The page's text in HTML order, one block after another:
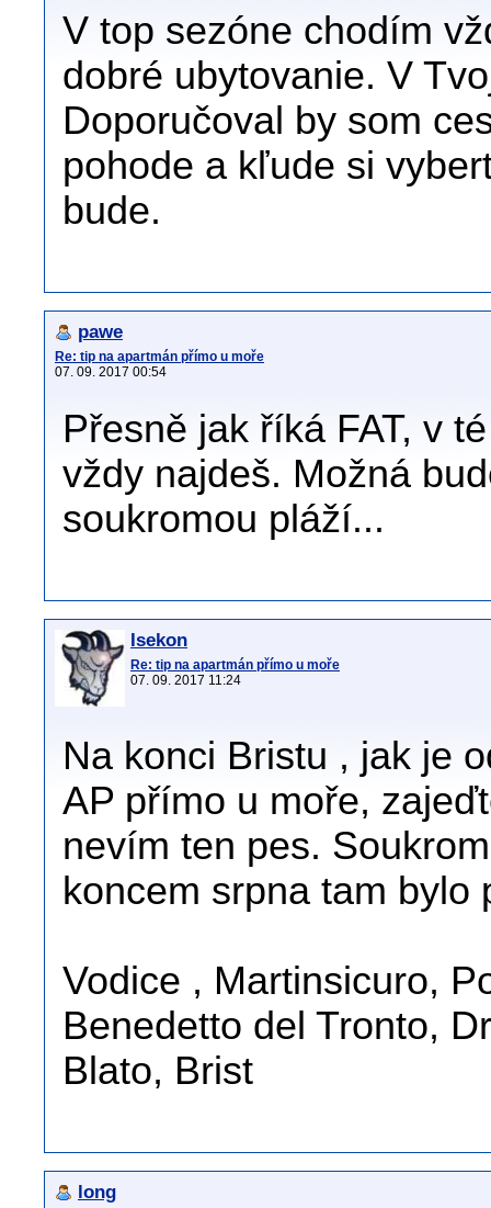
V top sezóne chodím
dobré ubytovanie. V
Doporučoval by som
pohode a kľude si
bude.
pawe
Re: tip na apartmán přímo u moře
07. 09. 2017 00:54
Přesně jak říká FAT, v
vždy najdeš. Možná
soukromou pláží...
Isekon
Re: tip na apartmán přímo u moře
07. 09. 2017 11:24
Na konci Bristu , jak je
AP přímo u moře,
nevím ten pes.
koncem srpna tam bylo
Vodice , Martinsicuro,
Benedetto del Tronto,
Blato, Brist
long